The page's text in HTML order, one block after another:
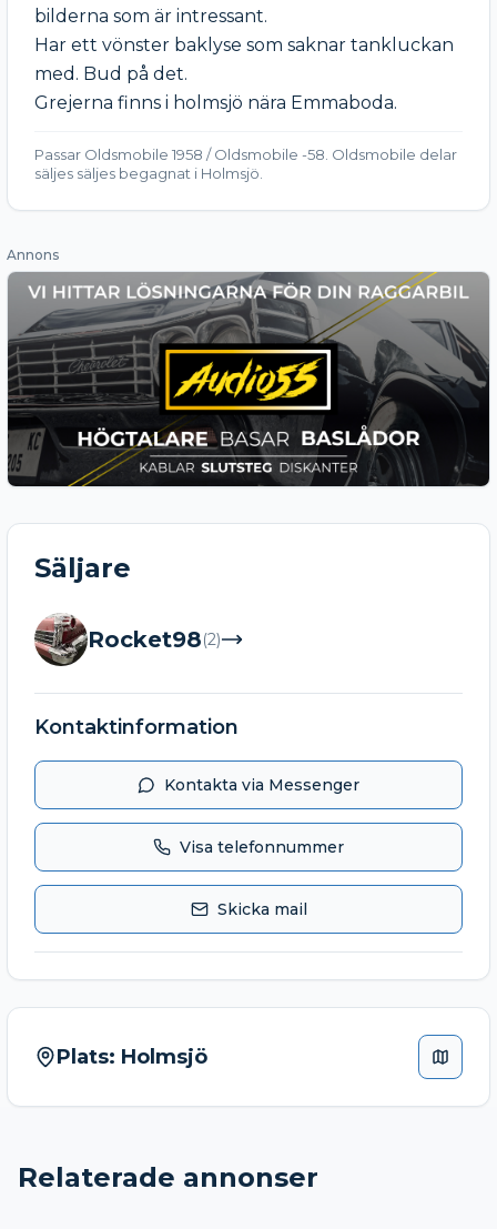
bilderna som är intressant.
Har ett vönster baklyse som saknar tankluckan
med. Bud på det.
Grejerna finns i holmsjö nära Emmaboda.
Passar Oldsmobile 1958 / Oldsmobile -58. Oldsmobile delar
säljes säljes begagnat i Holmsjö.
Annons
Säljare
Rocket98(2)
Kontaktinformation
Kontakta via Messenger
Visa telefonnummer
Skicka mail
Plats: Holmsjö
Relaterade annonser